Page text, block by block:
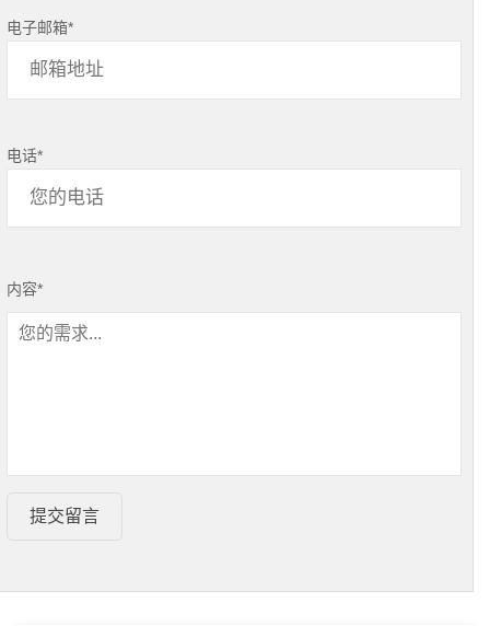
电子邮箱*
电话*
内容*
提交留言